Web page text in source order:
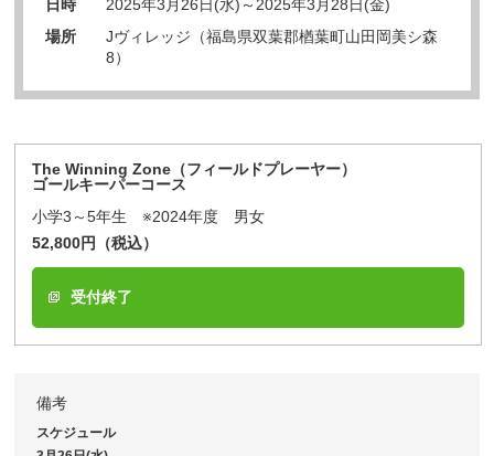
日時
2025年3月26日(水)～2025年3月28日(金)
場所
Jヴィレッジ（福島県双葉郡楢葉町山田岡美シ森
8）
The Winning Zone（フィールドプレーヤー）
ゴールキーパーコース
小学3～5年生 ※2024年度 男女
52,800円（税込）
受付終了
備考
スケジュール